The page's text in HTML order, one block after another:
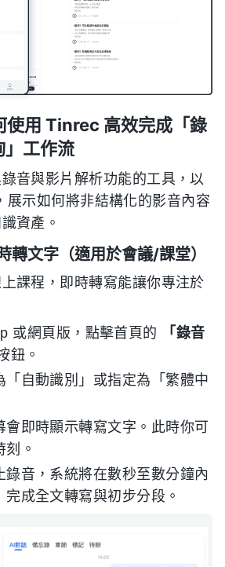
使用 Tinrec 高效完成「錄
工作流
音與影片解析功能的工具，以
展示如何將非結構化的影音內容
資產。
轉文字（適用於會議/課堂）
課程，即時轉寫能讓你專注於
或網頁版，點擊首頁的
「錄音
鈕。
「自動識別」或指定為「繁體中
會即時顯示轉寫文字。此時你可
刻。
錄音，系統將在數秒至數分鐘內
完成全文轉寫與初步分段。